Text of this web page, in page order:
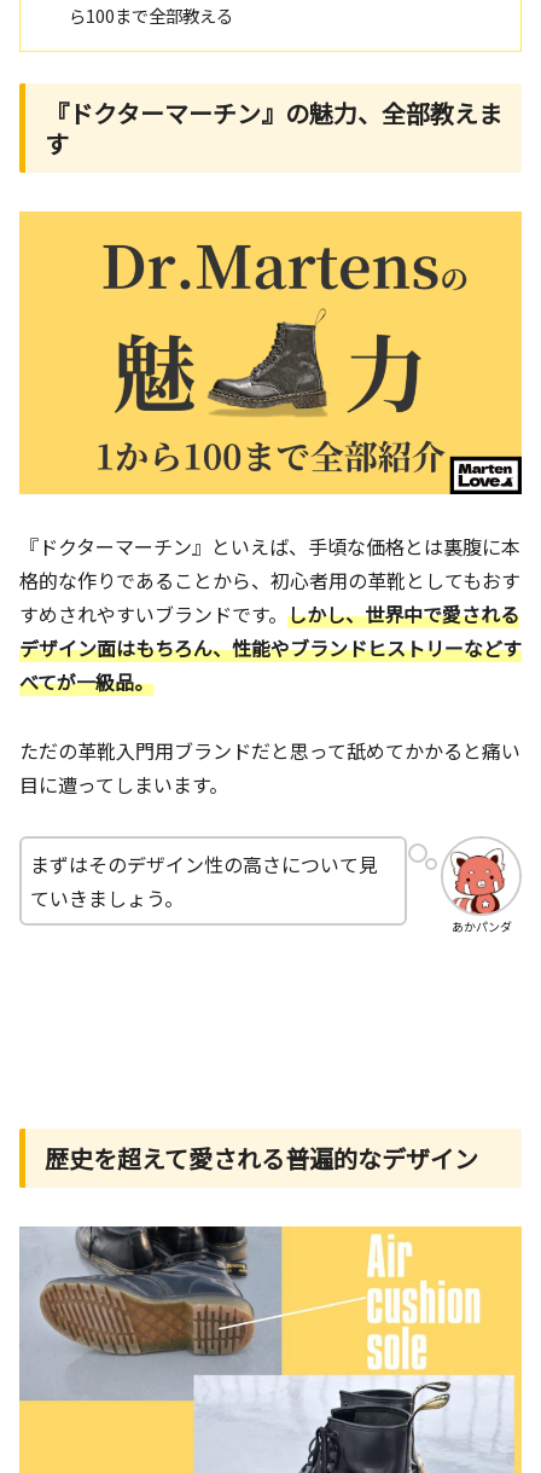
ら100まで全部教える
『ドクターマーチン』の魅力、全部教えま
す
『ドクターマーチン』といえば、手頃な価格とは裏腹に本
格的な作りであることから、初心者用の革靴としてもおす
すめされやすいブランドです。 しかし、世界中で愛される
デザイン面はもちろん、性能やブランドヒストリーなどす
べてが一級品。
ただの革靴入門用ブランドだと思って舐めてかかると痛い
目に遭ってしまいます。
あかパンダ
まずはそのデザイン性の高さについて見
ていきましょう。
歴史を超えて愛される普遍的なデザイン